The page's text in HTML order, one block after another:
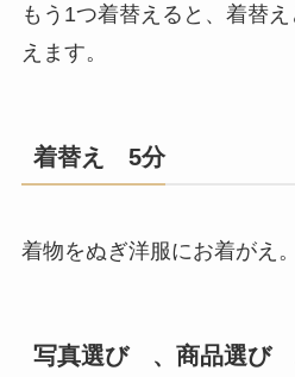
もう1つ着替えると、着替
えます。
着替え 5分
着物をぬぎ洋服にお着がえ。
写真選び 、商品選び